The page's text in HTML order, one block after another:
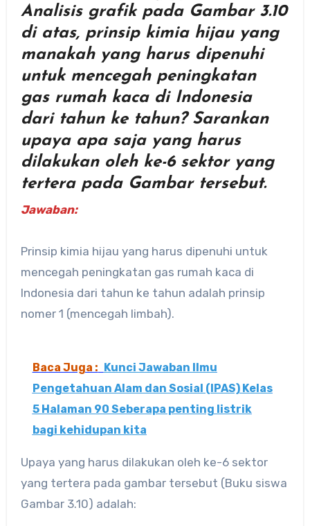
Analisis grafik pada Gambar 3.10
di atas, prinsip kimia hijau yang
manakah yang harus dipenuhi
untuk mencegah peningkatan
gas rumah kaca di Indonesia
dari tahun ke tahun? Sarankan
upaya apa saja yang harus
dilakukan oleh ke-6 sektor yang
tertera pada Gambar tersebut.
Jawaban:
Prinsip kimia hijau yang harus dipenuhi untuk
mencegah peningkatan gas rumah kaca di
Indonesia dari tahun ke tahun adalah prinsip
nomer 1 (mencegah limbah).
Baca Juga : Kunci Jawaban Ilmu
Pengetahuan Alam dan Sosial (IPAS) Kelas
5 Halaman 90 Seberapa penting listrik
bagi kehidupan kita
Upaya yang harus dilakukan oleh ke-6 sektor
yang tertera pada gambar tersebut (Buku siswa
Gambar 3.10) adalah: